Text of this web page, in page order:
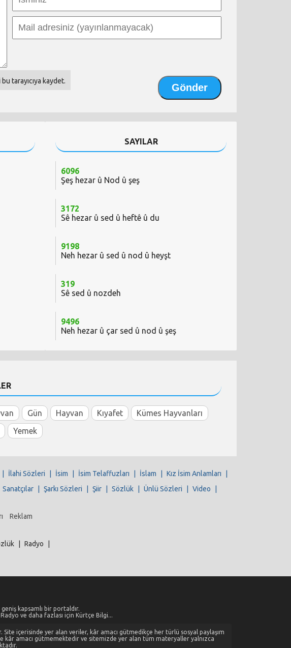
tarayıcıya kaydet.
SAYILAR
6096
Şeş hezar û Nod û şeş
3172
Sê hezar û sed û heftê û du
9198
Neh hezar û sed û nod û heyşt
319
Sê sed û nozdeh
9496
Neh hezar û çar sed û nod û şeş
Gün Hayvan Kıyafet
Kümes Hayvanları
Yemek
İlahi Sözleri İsim İsim Telaffuzları İslam Kız İsim Anlamları
Sanatçılar Şarkı Sözleri Şiir Sözlük Ünlü Sözleri Video
Reklam
Radyo
kapsamlı bir portaldır.
ve daha fazlası için Kürtçe Bilgi...
içerisinde yer alan veriler, kâr amacı gütmedikçe her türlü sosyal paylaşım
kâr amacı gütmemektedir ve sitemizde yer alan tüm materyaller yalnızca